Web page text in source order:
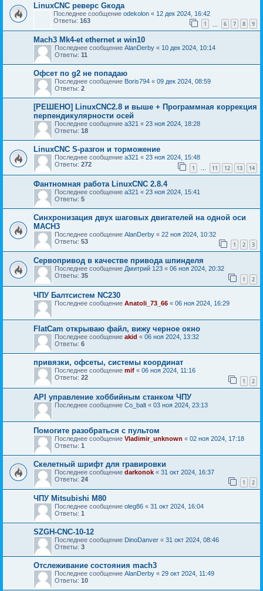
LinuxCNC реверс Gкода
Последнее сообщение odekolon « 12 дек 2024, 16:42
Ответы: 163 1 6 7 8 9
Mach3 Mk4-et ethernet и win10
Последнее сообщение AlanDerby « 10 дек 2024, 10:14
Ответы: 11
Офсет по g2 не попадаю
Последнее сообщение Boris794 « 09 дек 2024, 08:59
Ответы: 2
[РЕШЕНО] LinuxCNC2.8 и выше + Программная коррекция
перпендикулярности осей
Последнее сообщение a321 « 23 ноя 2024, 18:28
Ответы: 18
LinuxCNC S-разгон и торможение
Последнее сообщение a321 « 23 ноя 2024, 15:48
Ответы: 272 1 … 11 12 13 14
Фантномная работа LinuxCNC 2.8.4
Последнее сообщение a321 « 23 ноя 2024, 15:41
Ответы: 5
Синхронизация двух шаговых двигателей на одной оси
MACH3
Последнее сообщение AlanDerby « 22 ноя 2024, 10:32
Ответы: 53 1 2 3
Сервопривод в качестве привода шпинделя
Последнее сообщение Дмитрий 123 « 06 ноя 2024, 20:32
Ответы: 35 1 2
ЧПУ Балтсистем NC230
Последнее сообщение Anatoli_73_66 « 06 ноя 2024, 16:29
FlatCam открываю файл, вижу черное окно
Последнее сообщение akid « 06 ноя 2024, 13:32
Ответы: 6
привязки, офсеты, системы координат
Последнее сообщение mif « 06 ноя 2024, 11:16
Ответы: 22 1 2
API управление хоббийным станком ЧПУ
Последнее сообщение Co_balt « 03 ноя 2024, 23:13
Помогите разобраться с пультом
Последнее сообщение Vladimir_unknown « 02 ноя 2024, 17:18
Ответы: 1
Скелетный шрифт для гравировки
Последнее сообщение darkonok « 31 окт 2024, 16:37
Ответы: 24 1 2
ЧПУ Mitsubishi M80
Последнее сообщение oleg86 « 31 окт 2024, 16:04
Ответы: 1
SZGH-CNC-10-12
Последнее сообщение DinoDanver « 31 окт 2024, 08:46
Ответы: 3
Отслеживание состояния mach3
Последнее сообщение AlanDerby « 29 окт 2024, 11:49
Ответы: 10